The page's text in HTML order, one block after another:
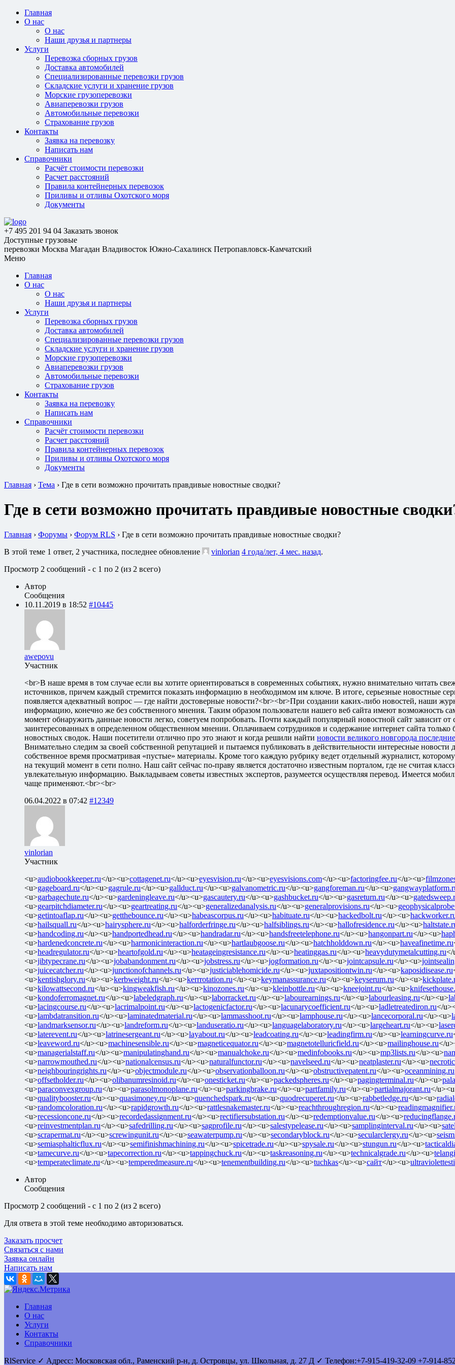
Главная
О нас
О нас
Наши друзья и партнеры
Услуги
Перевозка сборных грузов
Доставка автомобилей
Специализированные перевозки грузов
Складские услуги и хранение грузов
Морские грузоперевозки
Авиаперевозки грузов
Автомобильные перевозки
Страхование грузов
Контакты
Заявка на перевозку
Написать нам
Справочники
Расчёт стоимости перевозки
Расчет расстояний
Правила контейнерных перевозок
Приливы и отливы Охотского моря
Документы
+7 495 201 94 04 Заказать звонок
Доступные грузовые
перевозки Москва Магадан Владивосток Южно-Сахалинск Петропавловск-Камчатский
Меню
Главная
О нас
О нас
Наши друзья и партнеры
Услуги
Перевозка сборных грузов
Доставка автомобилей
Специализированные перевозки грузов
Складские услуги и хранение грузов
Морские грузоперевозки
Авиаперевозки грузов
Автомобильные перевозки
Страхование грузов
Контакты
Заявка на перевозку
Написать нам
Справочники
Расчёт стоимости перевозки
Расчет расстояний
Правила контейнерных перевозок
Приливы и отливы Охотского моря
Документы
Главная › Тема › Где в сети возможно прочитать правдивые новостные сводки?
Где в сети возможно прочитать правдивые новостные
Главная › Форумы › Форум RLS › Где в сети возможно прочитать правдивые новостные сводки?
В этой теме 1 ответ, 2 участника, последнее обновление
vinlorian 4 года/лет, 4 мес. назад.
Просмотр 2 сообщений - с 1 по 2 (из 2 всего)
Автор
Сообщения
10.11.2019 в 18:52 #10445
awepovu
Участник
<br>В наше время в том случае если вы хотите ориентироваться в современных событиях, нужно внимательно читать
источников, причем каждый стремится показать информацию в необходимом им ключе. В итоге, серьезные новостные
появляется адекватный вопрос — где найти достоверные новости?<br><br>При создании каких-либо новостей, наши
информацию, конечно же без собственного мнения. Таким образом пользователи нашего веб сайта имеют возможность
момент обнаружить данные новости легко, советуем попробовать. Почти каждый популярный новостной сайт зависит от
заинтересованных в определенном общественном мнении. Оплачиваем сотрудников и содержание интернет сайта
новостных сводок. Наши посетители отлично про это знают и когда решили найти новости великого новгорода
Внимательно следим за своей собственной репутацией и пытаемся публиковать в действительности интересные новости
собственное время просматривая «пустые» материалы. Кроме того каждую рубрику ведет отдельный журналист,
на текущий момент в сети полно. Наш сайт сейчас по-праву является достаточно известным порталом, где не считая
увлекательную информацию. Выкладываем советы известных экспертов, разумеется осуществляя перевод. Имеется
чаще применяют.<br><br>
06.04.2022 в 07:42 #12349
vinlorian
Участник
<u>audiobookkeeper.ru</u><u>cottagenet.ru</u><u>eyesvision.ru</u><u>eyesvisions.com</u><u>factoringfee.ru</u><u>
<u>gageboard.ru</u><u>gagrule.ru</u><u>gallduct.ru</u><u>galvanometric.ru</u><u>gangforeman.ru</u><u>
<u>garbagechute.ru</u><u>gardeningleave.ru</u><u>gascautery.ru</u><u>gashbucket.ru</u><u>gasreturn.ru</u><u>
<u>gearpitchdiameter.ru</u><u>geartreating.ru</u><u>generalizedanalysis.ru</u><u>generalprovisions.ru</u><u>
<u>getintoaflap.ru</u><u>getthebounce.ru</u><u>habeascorpus.ru</u><u>habituate.ru</u><u>hackedbolt.ru</u><u>
<u>hailsquall.ru</u><u>hairysphere.ru</u><u>halforderfringe.ru</u><u>halfsiblings.ru</u><u>hallofresidence.ru</u><u>
<u>handcoding.ru</u><u>handportedhead.ru</u><u>handradar.ru</u><u>handsfreetelephone.ru</u><u>hangonpart.ru</u><u>
<u>hardenedconcrete.ru</u><u>harmonicinteraction.ru</u><u>hartlaubgoose.ru</u><u>hatchholddown.ru</u><u>haveafinetime.ru
<u>headregulator.ru</u><u>heartofgold.ru</u><u>heatageingresistance.ru</u><u>heatinggas.ru</u><u>heavydutymetalcutting.ru</
<u>jibtypecrane.ru</u><u>jobabandonment.ru</u><u>jobstress.ru</u><u>jogformation.ru</u><u>jointcapsule.ru</u><u>
<u>juicecatcher.ru</u><u>junctionofchannels.ru</u><u>justiciablehomicide.ru</u><u>juxtapositiontwin.ru</u><u>kaposidisease.ru
<u>kentishglory.ru</u><u>kerbweight.ru</u><u>kerrrotation.ru</u><u>keymanassurance.ru</u><u>keyserum.ru</u><u>
<u>kilowattsecond.ru</u><u>kingweakfish.ru</u><u>kinozones.ru</u><u>kleinbottle.ru</u><u>kneejoint.ru</u><u>
<u>kondoferromagnet.ru</u><u>labeledgraph.ru</u><u>laborracket.ru</u><u>labourearnings.ru</u><u>labourleasing.ru</u><u>
<u>lacingcourse.ru</u><u>lacrimalpoint.ru</u><u>lactogenicfactor.ru</u><u>lacunarycoefficient.ru</u><u>ladletreatediron.ru</
<u>lambdatransition.ru</u><u>laminatedmaterial.ru</u><u>lammasshoot.ru</u><u>lamphouse.ru</u><u>lancecorporal.ru</u><u>
<u>landmarksensor.ru</u><u>landreform.ru</u><u>landuseratio.ru</u><u>languagelaboratory.ru</u><u>largeheart.ru</u><u>
<u>laterevent.ru</u><u>latrinesergeant.ru</u><u>layabout.ru</u><u>leadcoating.ru</u><u>leadingfirm.ru</u><u>learningcurve.ru
<u>leaveword.ru</u><u>machinesensible.ru</u><u>magneticequator.ru</u><u>magnetotelluricfield.ru</u><u>mailinghouse.ru</
<u>managerialstaff.ru</u><u>manipulatinghand.ru</u><u>manualchoke.ru</u><u>medinfobooks.ru</u><u>mp3lists.ru</u><u>
<u>narrowmouthed.ru</u><u>nationalcensus.ru</u><u>naturalfunctor.ru</u><u>navelseed.ru</u><u>neatplaster.ru</u><u>
<u>neighbouringrights.ru</u><u>objectmodule.ru</u><u>observationballoon.ru</u><u>obstructivepatent.ru</u><u>oceanmining.ru
<u>offsetholder.ru</u><u>olibanumresinoid.ru</u><u>onesticket.ru</u><u>packedspheres.ru</u><u>pagingterminal.ru</u><u>
<u>paraconvexgroup.ru</u><u>parasolmonoplane.ru</u><u>parkingbrake.ru</u><u>partfamily.ru</u><u>partialmajorant.ru</
<u>qualitybooster.ru</u><u>quasimoney.ru</u><u>quenchedspark.ru</u><u>quodrecuperet.ru</u><u>rabbetledge.ru</u><u>
<u>randomcoloration.ru</u><u>rapidgrowth.ru</u><u>rattlesnakemaster.ru</u><u>reachthroughregion.ru</u><u>
<u>recessioncone.ru</u><u>recordedassignment.ru</u><u>rectifiersubstation.ru</u><u>redemptionvalue.ru</u><u>
<u>reinvestmentplan.ru</u><u>safedrilling.ru</u><u>sagprofile.ru</u><u>salestypelease.ru</u><u>samplinginterval.ru</u><u>
<u>scrapermat.ru</u><u>screwingunit.ru</u><u>seawaterpump.ru</u><u>secondaryblock.ru</u><u>secularclergy.ru</u><u>
<u>semiasphalticflux.ru</u><u>semifinishmachining.ru</u><u>spicetrade.ru</u><u>spysale.ru</u><u>stungun.ru</u><u>
<u>tamecurve.ru</u><u>tapecorrection.ru</u><u>tappingchuck.ru</u><u>taskreasoning.ru</u><u>technicalgrade.ru</u><u>
<u>temperateclimate.ru</u><u>temperedmeasure.ru</u><u>tenementbuilding.ru</u><u>tuchkas</u><u>сайт</u><u>
Автор
Сообщения
Просмотр 2 сообщений - с 1 по 2 (из 2 всего)
Для ответа в этой теме необходимо авторизоваться.
Заказать просчет
Связаться с нами
Заявка онлайн
Написать нам
Главная
О нас
Услуги
Контакты
Справочники
RlService ✓ Адресс: Московская обл., Раменский р-н, д. Островцы, ул. Школьная, д. 27 Д ✓ Телефон:+7-915-419-32-09 +7-914-